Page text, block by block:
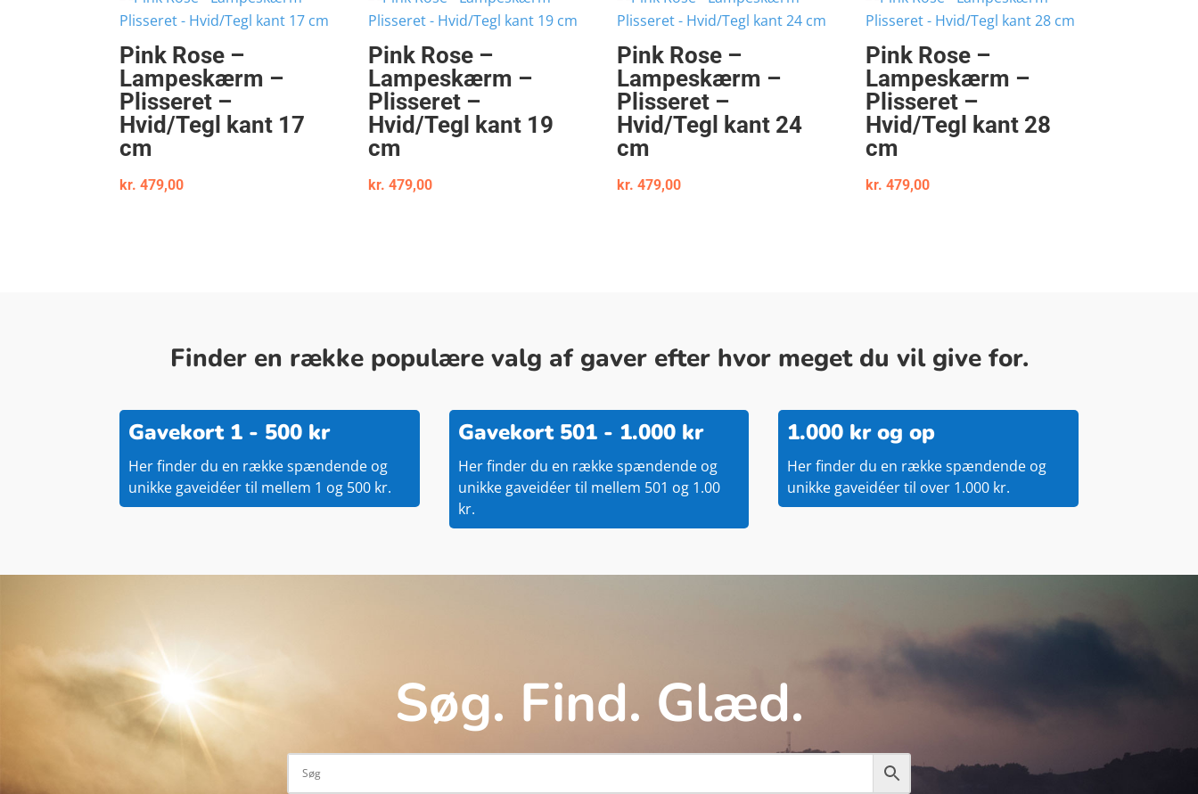
Pink Rose –
Lampeskærm –
Plisseret –
Hvid/Tegl kant 17
cm
kr. 479,00
Pink Rose –
Lampeskærm –
Plisseret –
Hvid/Tegl kant 19
cm
kr. 479,00
Pink Rose –
Lampeskærm –
Plisseret –
Hvid/Tegl kant 24
cm
kr. 479,00
Pink Rose –
Lampeskærm –
Plisseret –
Hvid/Tegl kant 28
cm
kr. 479,00
Finder en række populære valg af gaver efter hvor meget du vil give for.
Gavekort 1 - 500 kr
Her finder du en række spændende og
unikke gaveidéer til mellem 1 og 500 kr.
Gavekort 501 - 1.000 kr
Her finder du en række spændende og
unikke gaveidéer til mellem 501 og 1.00
kr.
1.000 kr og op
Her finder du en række spændende og
unikke gaveidéer til over 1.000 kr.
Søg. Find. Glæd.